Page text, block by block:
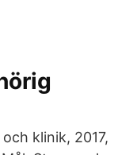
klinik, 2017,